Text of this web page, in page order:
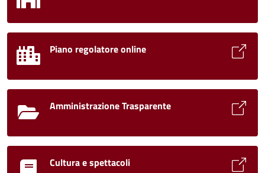
Piano regolatore online
Amministrazione Trasparente
Cultura e spettacoli